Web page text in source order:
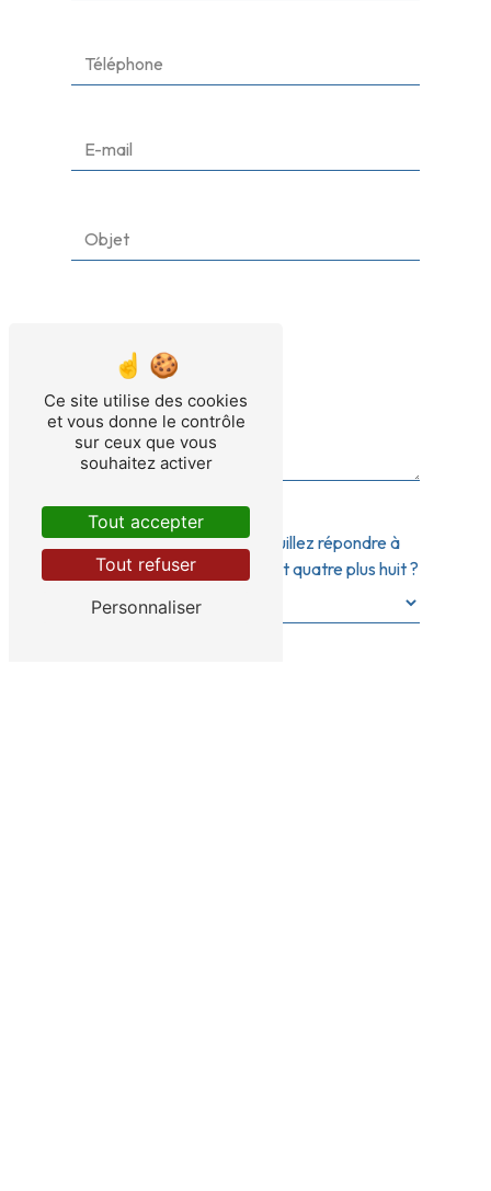
Vous n'êtes pas un robot, veuillez répondre à
cette question : combien font quatre plus huit ?
Ce site utilise des cookies
et vous donne le contrôle
sur ceux que vous
souhaitez activer
Tout accepter
Tout refuser
Personnaliser